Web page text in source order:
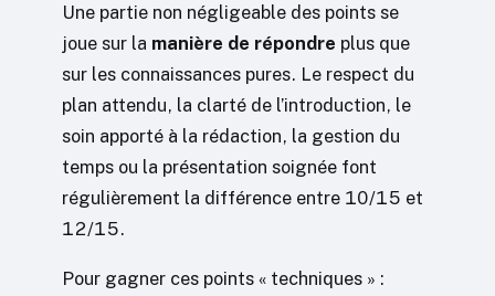
Une partie non négligeable des points se
joue sur la manière de répondre plus que
sur les connaissances pures. Le respect du
plan attendu, la clarté de l’introduction, le
soin apporté à la rédaction, la gestion du
temps ou la présentation soignée font
régulièrement la différence entre 10/15 et
12/15.
Pour gagner ces points « techniques » :